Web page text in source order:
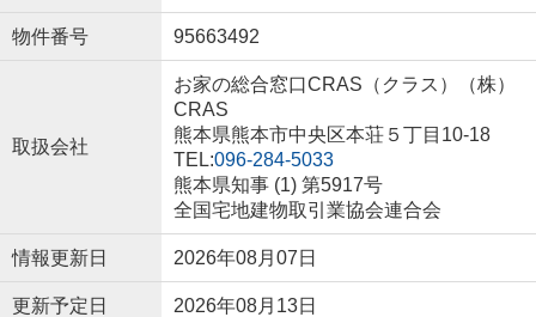
物件番号 95663492
取扱会社
お家の総合窓口CRAS（クラス）（株）
CRAS
熊本県熊本市中央区本荘５丁目10-18
TEL:096-284-5033
熊本県知事 (1) 第5917号
全国宅地建物取引業協会連合会
情報更新日 2026年08月07日
更新予定日 2026年08月13日